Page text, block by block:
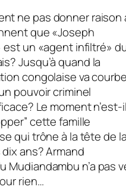
ne pas donner raison
que «Joseph
est un «agent infiltré»
Jusqu’à quand la
congolaise va
pouvoir criminel
Le moment n’est-
cette famille
qui trône à la tête de
ans? Armand
Mudiandambu n’a pas
rien…